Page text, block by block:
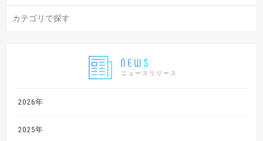
ニュースリリース
2026年
2025年